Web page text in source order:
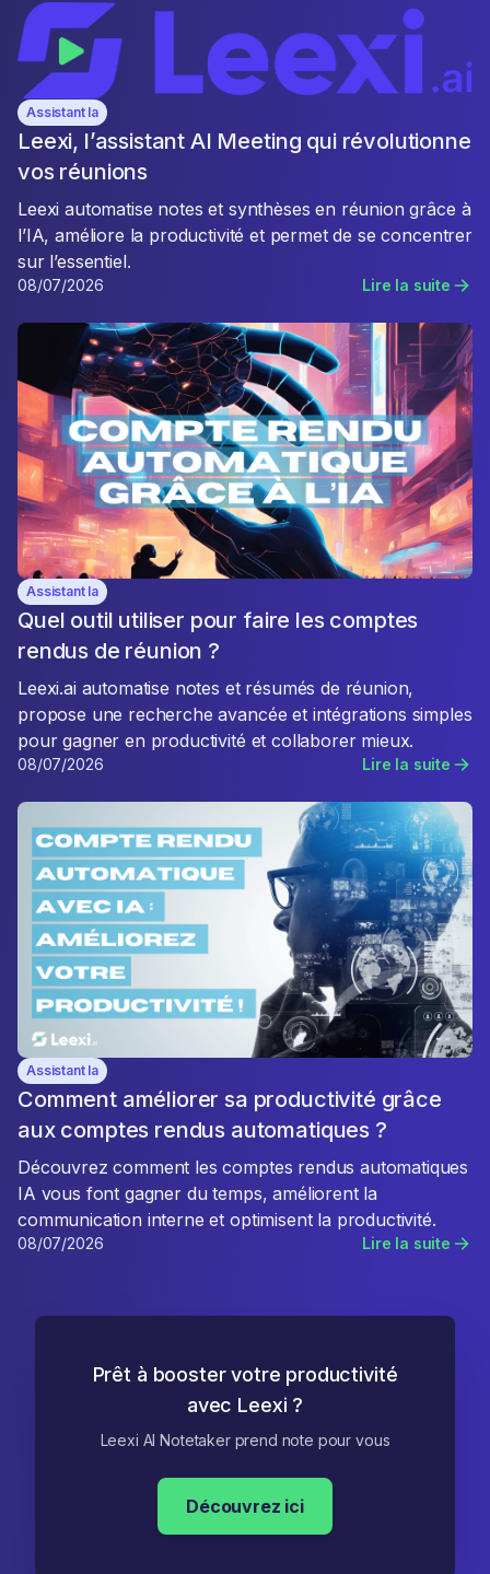
Assistant Ia
Leexi, l’assistant AI Meeting qui révolutionne
vos réunions
Leexi automatise notes et synthèses en réunion grâce à
l’IA, améliore la productivité et permet de se concentrer
sur l’essentiel.
08/07/2026 Lire la suite
Assistant Ia
Quel outil utiliser pour faire les comptes
rendus de réunion ?
Leexi.ai automatise notes et résumés de réunion,
propose une recherche avancée et intégrations simples
pour gagner en productivité et collaborer mieux.
08/07/2026 Lire la suite
Assistant Ia
Comment améliorer sa productivité grâce
aux comptes rendus automatiques ?
Découvrez comment les comptes rendus automatiques
IA vous font gagner du temps, améliorent la
communication interne et optimisent la productivité.
08/07/2026 Lire la suite
Prêt à booster votre productivité
avec Leexi ?
Leexi AI Notetaker prend note pour vous
Découvrez ici